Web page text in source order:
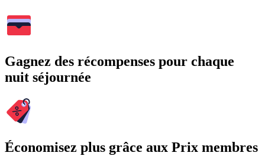
Gagnez des récompenses pour chaque
nuit séjournée
Économisez plus grâce aux Prix membres